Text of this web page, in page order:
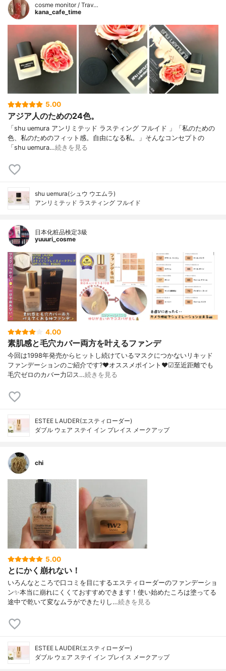
cosme monitor / Trav…
kana_cafe_time
5.00
アジア人のための24色。
「shu uemura アンリミテッド ラスティング フルイド 」「私のための
色、私のためのフィット感。自由になる私。」そんなコンセプトの
「shu uemura…続きを見る
shu uemura(シュウ ウエムラ)
アンリミテッド ラスティング フルイド
日本化粧品検定3級
yuuuri_cosme
4.00
素肌感と毛穴カバー両方を叶えるファンデ
今回は1998年発売からヒットし続けているマスクにつかないリキッド
ファンデーションのご紹介です?❤︎オススメポイント❤︎☑︎至近距離でも
毛穴ゼロのカバー力☑︎ス…続きを見る
ESTEE LAUDER(エスティローダー)
ダブル ウェア ステイ イン プレイス メークアップ
chi
5.00
とにかく崩れない！
いろんなところで口コミを目にするエスティローダーのファンデーショ
ン✨本当に崩れにくくておすすめできます！使い始めたころは塗ってる
途中で乾いて変なムラができたりし…続きを見る
ESTEE LAUDER(エスティローダー)
ダブル ウェア ステイ イン プレイス メークアップ